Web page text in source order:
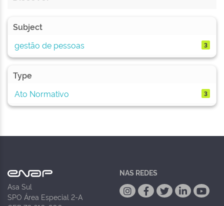
Subject
gestão de pessoas
3
Type
Ato Normativo
3
Asa Sul
SPO Área Especial 2-A
NAS REDES